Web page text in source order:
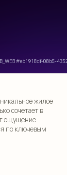
жилое
сочетает в
ощущение
по ключевым